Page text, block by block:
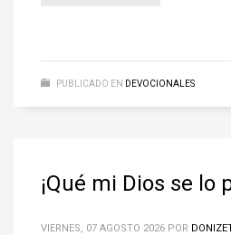
PUBLICADO EN DEVOCIONALES
¡Qué mi Dios se lo
VIERNES, 07 AGOSTO 2026 POR